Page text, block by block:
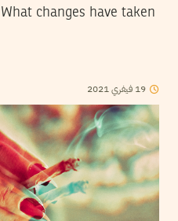
changes have taken
19 فيفري2021